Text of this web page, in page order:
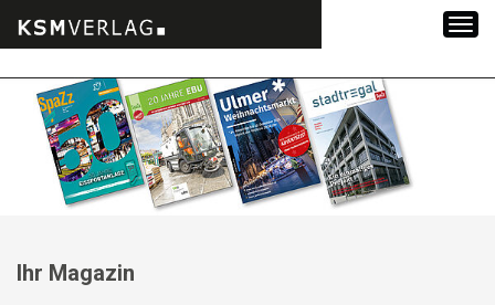
Inhalt
springen
Ihr Magazin